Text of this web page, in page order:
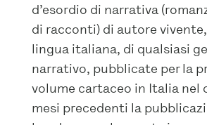
d’esordio di narrativa
di racconti) di autore
lingua italiana, di qualsiasi
narrativo, pubblicate per la
volume cartaceo in Italia nel
mesi precedenti la